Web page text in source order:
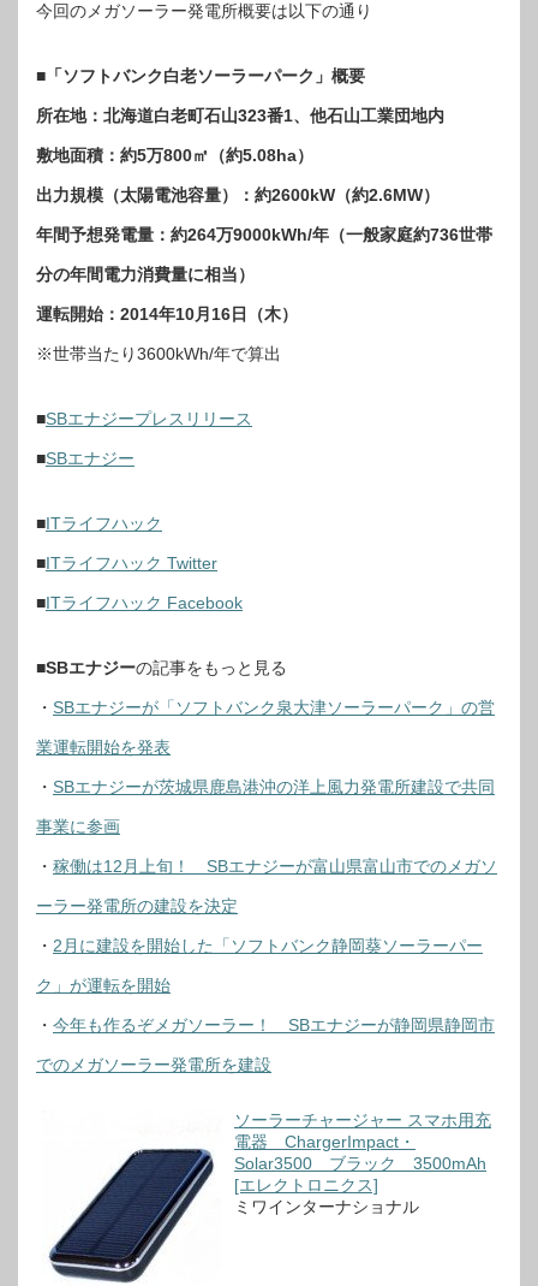
今回のメガソーラー発電所概要は以下の通り
■「ソフトバンク白老ソーラーパーク」概要
所在地：北海道白老町石山323番1、他石山工業団地内
敷地面積：約5万800㎡（約5.08ha）
出力規模（太陽電池容量）：約2600kW（約2.6MW）
年間予想発電量：約264万9000kWh/年（一般家庭約736世帯
分の年間電力消費量に相当）
運転開始：2014年10月16日（木）
※世帯当たり3600kWh/年で算出
■SBエナジープレスリリース
■SBエナジー
■ITライフハック
■ITライフハック Twitter
■ITライフハック Facebook
■SBエナジーの記事をもっと見る
・ SBエナジーが「ソフトバンク泉大津ソーラーパーク」の営
業運転開始を発表
・ SBエナジーが茨城県鹿島港沖の洋上風力発電所建設で共同
事業に参画
・ 稼働は12月上旬！ SBエナジーが富山県富山市でのメガソ
ーラー発電所の建設を決定
・ 2月に建設を開始した「ソフトバンク静岡葵ソーラーパー
ク」が運転を開始
・ 今年も作るぞメガソーラー！ SBエナジーが静岡県静岡市
でのメガソーラー発電所を建設
ソーラーチャージャー スマホ用充
電器 ChargerImpact・
Solar3500 ブラック 3500mAh
[エレクトロニクス]
ミワインターナショナル